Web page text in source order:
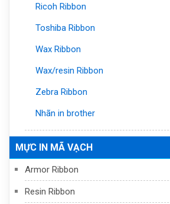
Ricoh Ribbon
Toshiba Ribbon
Wax Ribbon
Wax/resin Ribbon
Zebra Ribbon
Nhãn in brother
MỰC IN MÃ VẠCH
Armor Ribbon
Resin Ribbon